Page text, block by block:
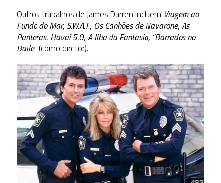
Outros trabalhos de James Darren incluem Viagem ao
Fundo do Mar, S.W.A.T., Os Canhões de Navarone,As
Panteras, Havaí 5.0,A Ilha da Fantasia, “Barrados no
Baile”(como diretor).